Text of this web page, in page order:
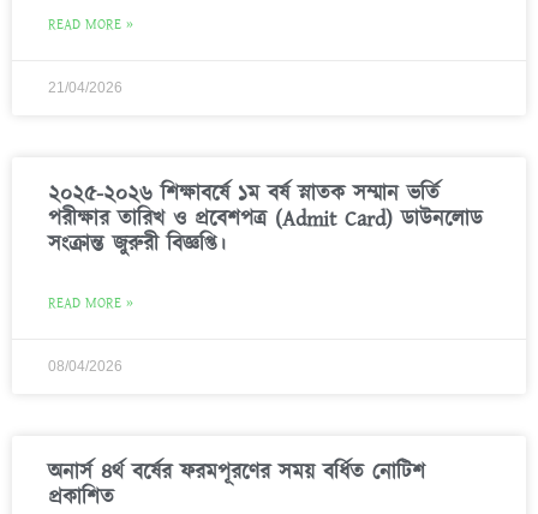
READ MORE »
21/04/2026
২০২৫-২০২৬ শিক্ষাবর্ষে ১ম বর্ষ স্নাতক সম্মান ভর্তি
পরীক্ষার তারিখ ও প্রবেশপত্র (Admit Card) ডাউনলোড
সংক্রান্ত জুরুরী বিজ্ঞপ্তি।
READ MORE »
08/04/2026
অনার্স ৪র্থ বর্ষের ফরমপূরণের সময় বর্ধিত নোটিশ
প্রকাশিত